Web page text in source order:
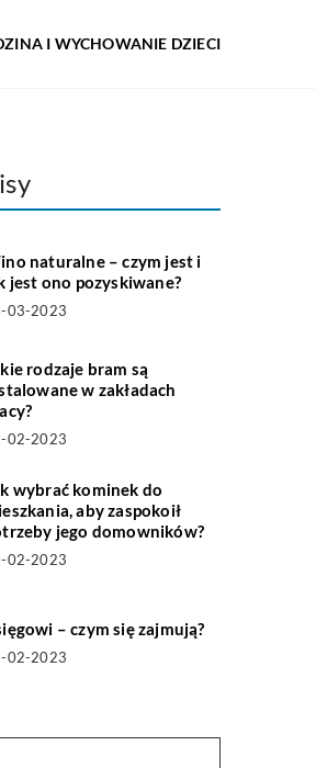
I WYCHOWANIE DZIECI
naturalne – czym jest i
jest ono pozyskiwane?
03-2023
rodzaje bram są
w zakładach
02-2023
wybrać kominek do
aby zaspokoił
jego domowników?
02-2023
– czym się zajmują?
02-2023